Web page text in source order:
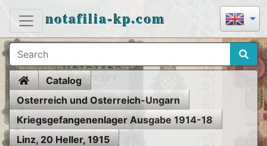
notafilia-kp.com
HomeCatalog
Osterreich und Osterreich-Ungarn
Kriegsgefangenenlager Ausgabe 1914-18
Linz, 20 Heller, 1915